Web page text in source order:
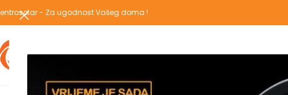
- Za ugodnost Vašeg doma !
AKCIJSKA PONUDA